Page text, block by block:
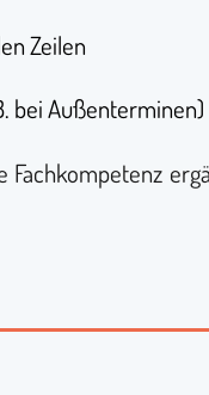
Zeilen
bei Außenterminen)
Fachkompetenz